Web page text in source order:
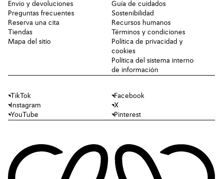
Envío y devoluciones
Preguntas frecuentes
Reserva una cita
Tiendas
Mapa del sitio
Guía de cuidados
Sostenibilidad
Recursos humanos
Términos y condiciones
Política de privacidad y
cookies
Política del sistema interno
de información
TikTok
Facebook
Instagram
X
YouTube
Pinterest